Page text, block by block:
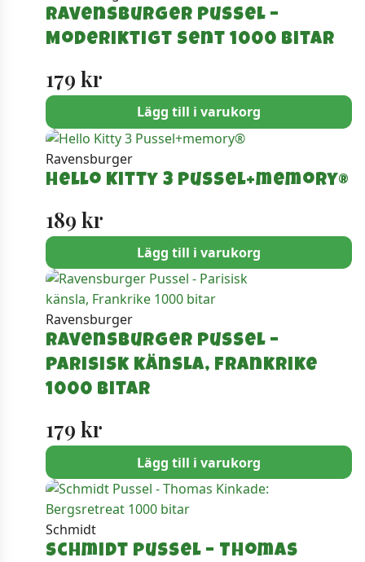
Ravensburger Pussel –
Moderiktigt sent 1000 bitar
179 kr
Lägg till i varukorg
Ravensburger
Hello Kitty 3 Pussel+memory®
189 kr
Lägg till i varukorg
Ravensburger
Ravensburger Pussel –
Parisisk känsla, Frankrike
1000 bitar
179 kr
Lägg till i varukorg
Schmidt
Schmidt Pussel – Thomas